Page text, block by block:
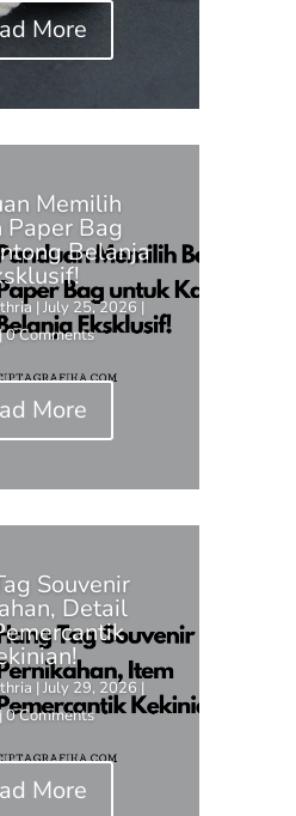
More
Memilih
Paper Bag
Belanja
| July 25, 2026 |
0 Comments
More
Souvenir
Detail
| July 29, 2026 |
0 Comments
More